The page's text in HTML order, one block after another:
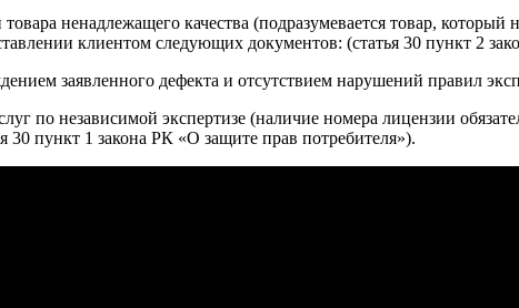
ненадлежащего качества (подразумевается товар,
клиентом следующих документов: (статья 30 пункт 2
заявленного дефекта и отсутствием нарушений правил
по независимой экспертизе (наличие номера лицензии
30 пункт 1 закона РК «О защите прав потребителя»).